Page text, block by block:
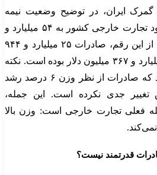
ایران، در توضیح وضعیت نیمه
نخست ۱۴۰۴ اعلام کرده بود تجارت خارجی کشور به ۵۴ میلیارد و
۳۱۱ میلیون دلار رسیده که از این رقم، صادرات ۲۵ میلیارد و ۹۴۴
میلیون دلار و واردات ۲۸ میلیارد و ۳۶۷ میلیون دلار بوده است. نکته
مهم‌تر در سخنان او این بود که صادرات از نظر وزن ۶ درصد رشد
تغییر جدی نکرده است. این جمله،
فعلی تجارت خارجی است: وزن بالا
قدرتمند نیست؟